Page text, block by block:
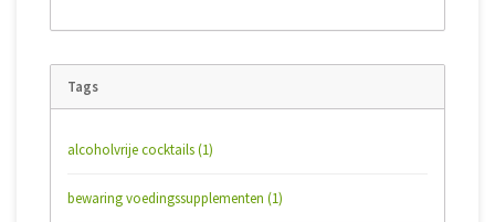
Tags
alcoholvrije cocktails(1)
bewaring voedingssupplementen (1)